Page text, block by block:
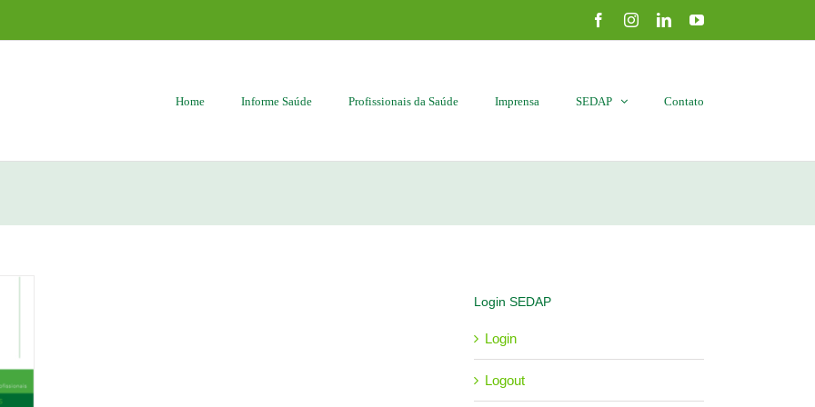
FacebookInstagramLinkedInYouTube
Home Informe Saúde Profissionais da Saúde Imprensa SEDAP Contato
Login SEDAP
Login
Logout